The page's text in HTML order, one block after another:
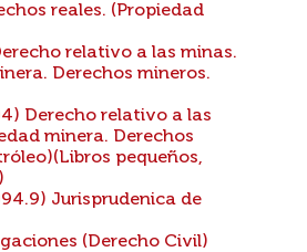
reales. (Propiedad
relativo a las minas.
Derechos mineros.
Derecho relativo a las
minera. Derechos
pequeños,
Jurisprudenica de
(Derecho Civil)